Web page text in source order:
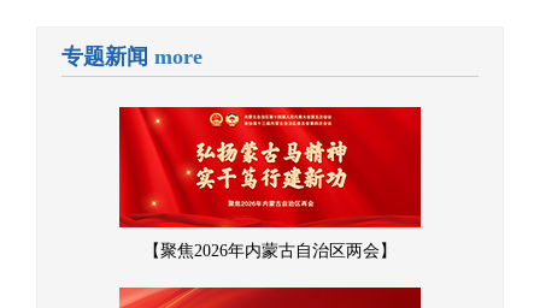
专题新闻 more
【聚焦2026年内蒙古自治区两会】